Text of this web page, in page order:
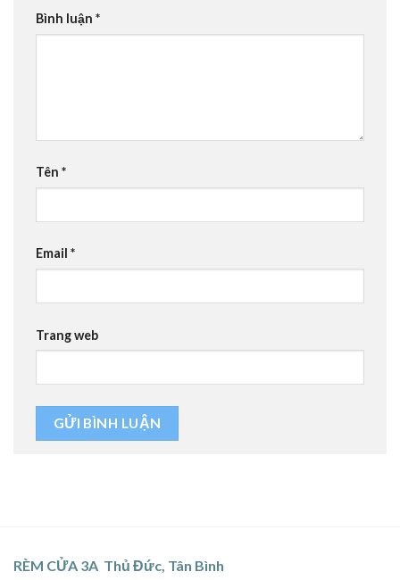
Bình luận *
Tên *
Email *
Trang web
RÈM CỬA 3A Thủ Đức, Tân Bình